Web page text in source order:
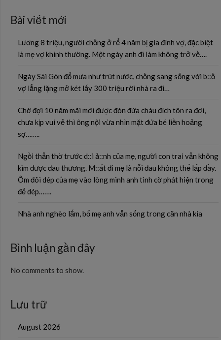
Bài viết mới
Lương 8 triệu, người chồng ở rể 4 năm bị gia đình vợ, đặc biệt
là mẹ vợ khinh thường. Một ngày anh đi làm không trở về….
Ngày Sài Gòn đổ mưa như trút nước, chồng sang sống với b::ồ
vợ lẳng lặng mở két lấy 300 triệu rời nhà ra đi…
Chờ đợi 10 năm mãi mới được đón đứa cháu đích tôn ra đơi,
chưa kịp vui vẻ thì ông nội vừa nhìn mặt đứa bé liền hoảng
sợ……..
Ngồi thẫn thờ trước d::i ả::nh của mẹ, người con trai vẫn không
kìm được đau thương. M::ất đi mẹ là nỗi đau không thể lấp đầy.
Ôm đôi dép của mẹ vào lòng mình anh tình cờ phát hiện trong
đế dép…….
Nhà anh nghèo lắm, bố mẹ anh vẫn sống trong căn nhà kia
Bình luận gần đây
No comments to show.
Lưu trữ
August 2026